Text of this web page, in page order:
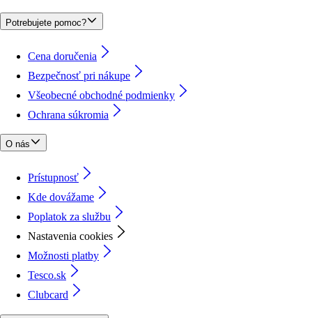
Potrebujete pomoc?
Cena doručenia
Bezpečnosť pri nákupe
Všeobecné obchodné podmienky
Ochrana súkromia
O nás
Prístupnosť
Kde dovážame
Poplatok za službu
Nastavenia cookies
Možnosti platby
Tesco.sk
Clubcard